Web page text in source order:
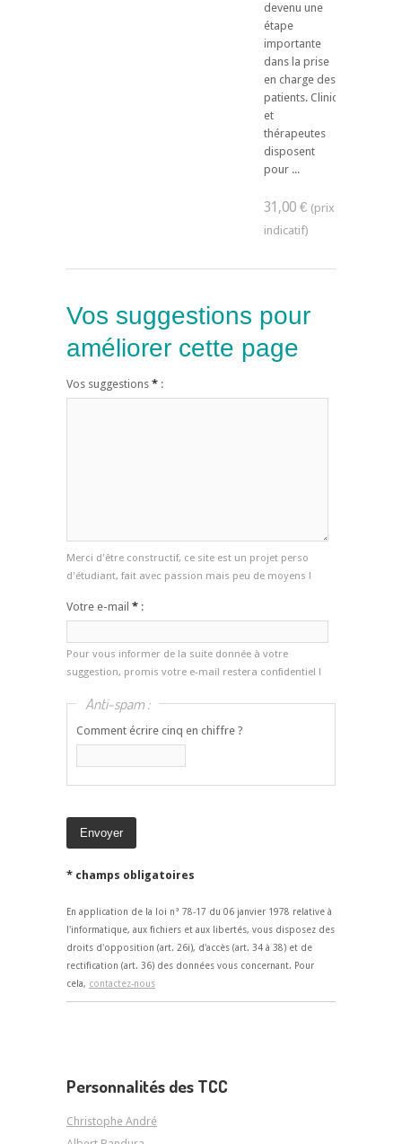
devenu une
étape
importante
dans la prise
en charge des
patients. Cliniciens
et
thérapeutes
disposent
pour ...
31,00 €
Vos suggestions pour
améliorer cette page
Vos suggestions * :
Merci d'être constructif, ce site est un projet perso
d'étudiant, fait avec passion mais peu de moyens !
Votre e-mail * :
Pour vous informer de la suite donnée à votre
suggestion, promis votre e-mail restera confidentiel !
Anti-spam :
Comment écrire cinq en chiffre ?
* champs obligatoires
En application de la loi n° 78-17 du 06 janvier 1978 relative à
l'informatique, aux fichiers et aux libertés, vous disposez des
droits d'opposition (art. 26i), d'accès (art. 34 à 38) et de
rectification (art. 36) des données vous concernant. Pour
cela, contactez-nous
Personnalités des TCC
Christophe André